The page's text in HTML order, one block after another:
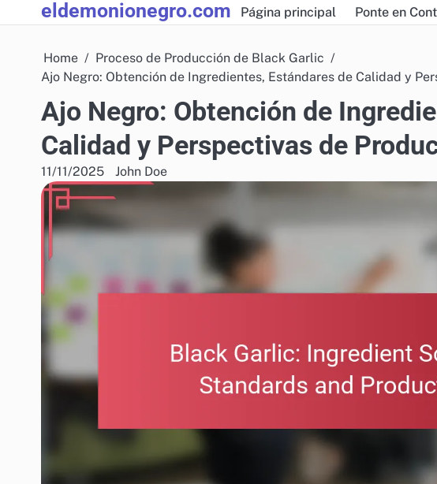
to
eldemonionegro.com Página principal Ponte en
Home
Proceso de Producción de Black Garlic
Ajo Negro: Obtención de Ingredientes, Estándares de Calidad y
Ajo Negro: Obtención de
Calidad y Perspectivas de
11/11/2025 John Doe